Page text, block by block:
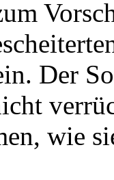
Der
wie